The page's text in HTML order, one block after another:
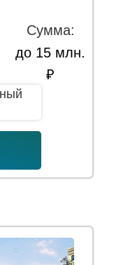
Сумма:
до 15 млн.
₽